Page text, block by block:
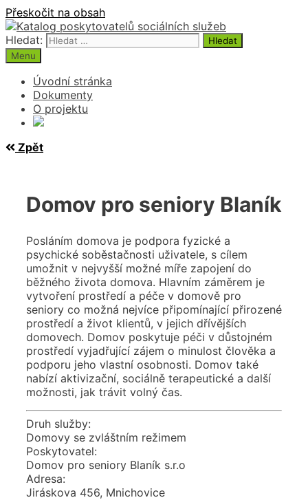
Přeskočit na obsah
Hledat:
Menu
Úvodní stránka
Dokumenty
O projektu
Zpět
Domov pro seniory Blaník
Posláním domova je podpora fyzické a
psychické soběstačnosti uživatele, s cílem
umožnit v nejvyšší možné míře zapojení do
běžného života domova. Hlavním záměrem je
vytvoření prostředí a péče v domově pro
seniory co možná nejvíce připomínající přirozené
prostředí a život klientů, v jejich dřívějších
domovech. Domov poskytuje péči v důstojném
prostředí vyjadřující zájem o minulost člověka a
podporu jeho vlastní osobnosti. Domov také
nabízí aktivizační, sociálně terapeutické a další
možnosti, jak trávit volný čas.
Druh služby:
Domovy se zvláštním režimem
Poskytovatel:
Domov pro seniory Blaník s.r.o
Adresa:
Jiráskova 456, Mnichovice